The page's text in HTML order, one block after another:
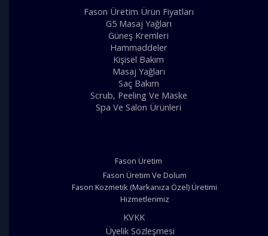
Fason Üretim Ürün Fiyatları
G5 Masaj Yağları
Güneş Kremleri
Hammaddeler
Kişisel Bakım
Masaj Yağları
Saç Bakım
Scrub, Peeling Ve Maske
Spa Ve Salon Ürünleri
Fason Üretim
Fason Üretim Ve Dolum
Fason Kozmetik (Markanıza Özel) Üretimi
Hizmetlerimiz
KVKK
Üyelik Sözleşmesi